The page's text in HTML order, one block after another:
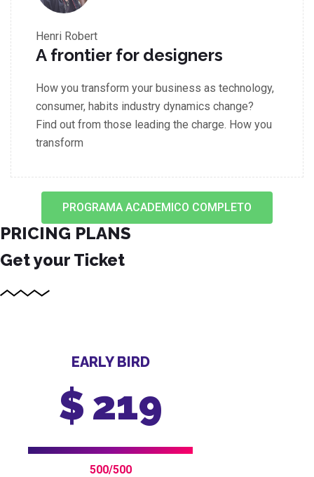
Henri Robert
A frontier for designers
How you transform your business as technology,
consumer, habits industry dynamics change?
Find out from those leading the charge. How you
transform
PROGRAMA ACADEMICO COMPLETO
PRICING PLANS
Get your Ticket
EARLY BIRD
$ 219
500/500